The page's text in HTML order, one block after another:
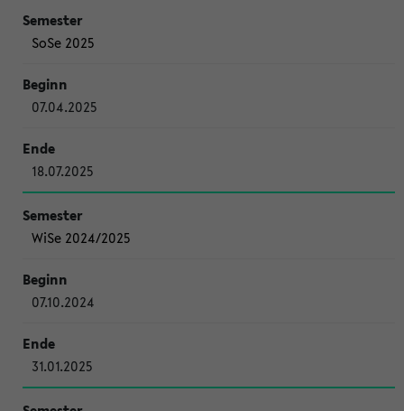
SoSe 2025
07.04.2025
18.07.2025
WiSe 2024/2025
07.10.2024
31.01.2025